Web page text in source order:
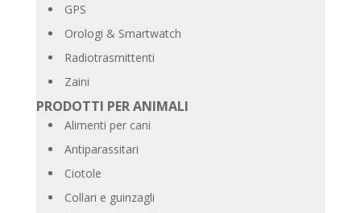
GPS
Orologi & Smartwatch
Radiotrasmittenti
Zaini
PRODOTTI PER ANIMALI
Alimenti per cani
Antiparassitari
Ciotole
Collari e guinzagli